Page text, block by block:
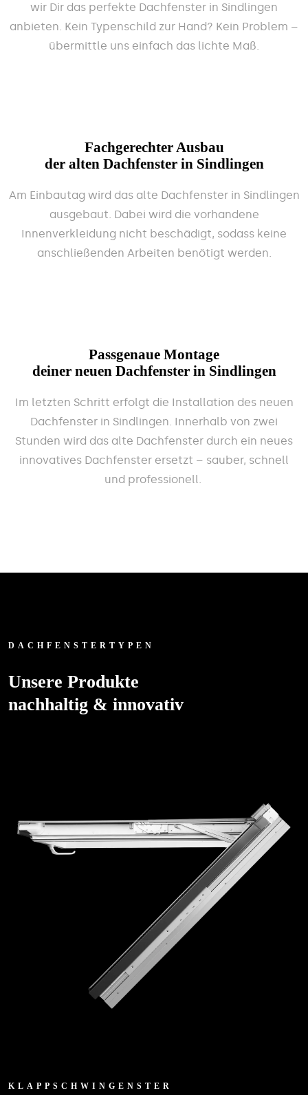
wir Dir das perfekte Dachfenster in Sindlingen
anbieten. Kein Typenschild zur Hand? Kein Problem –
übermittle uns einfach das lichte Maß.
Fachgerechter Ausbau
der alten Dachfenster in Sindlingen
Am Einbautag wird das alte Dachfenster in Sindlingen
ausgebaut. Dabei wird die vorhandene
Innenverkleidung nicht beschädigt, sodass keine
anschließenden Arbeiten benötigt werden.
Passgenaue Montage
deiner neuen Dachfenster in Sindlingen
Im letzten Schritt erfolgt die Installation des neuen
Dachfenster in Sindlingen. Innerhalb von zwei
Stunden wird das alte Dachfenster durch ein neues
innovatives Dachfenster ersetzt – sauber, schnell
und professionell.
DACHFENSTERTYPEN
Unsere Produkte
nachhaltig & innovativ
KLAPPSCHWINGENSTER